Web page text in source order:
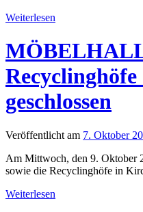
Weiterlesen
geschlossen
Veröffentlicht am 7. Oktober
Am Mittwoch, den 9.
sowie die Recyclinghöfe in
Weiterlesen